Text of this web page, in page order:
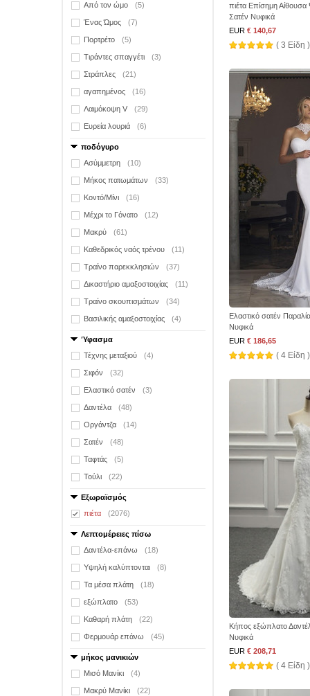
Από τον ώμο (5)
Ένας Ώμος (7)
Πορτρέτο (5)
Τιράντες σπαγγέτι (3)
Στράπλες (21)
αγαπημένος (16)
Λαιμόκοψη V (29)
Ευρεία λουριά (6)
ποδόγυρο
Ασύμμετρη
(10)
Μήκος πατωμάτων (33)
Κοντό/Μίνι (16)
Μέχρι το Γόνατο (12)
Μακρύ (61)
Καθεδρικός ναός τρένου (11)
Τραίνο παρεκκλησιών (37)
Δικαστήριο αμαξοστοιχίας (11)
Τραίνο σκουπισμάτων (34)
Βασιλικής αμαξοστοιχίας (4)
Ύφασμα
Τέχνης μεταξιού
(4)
Σιφόν (32)
Ελαστικό σατέν (3)
Δαντέλα (48)
Οργάντζα (14)
Σατέν (48)
Ταφτάς (5)
Τούλι (22)
Εξωραϊσμός
πιέτα
(2076)
Λεπτομέρειες πίσω
Δαντέλα-επάνω
(18)
Υψηλή καλύπτονται (8)
Τα μέσα πλάτη (18)
εξώπλατο (53)
Καθαρή πλάτη (22)
Φερμουάρ επάνω (45)
μήκος μανικιών
Μισό Μανίκι
(4)
Μακρύ Μανίκι (22)
πιέτα Επίσημη
Σατέν Νυφικά
EUR € 140,67
( 3 Είδη )
Ελαστικό σατέν
Νυφικά
EUR € 186,65
( 4 Είδη )
Κήπος εξώπλατο
Νυφικά
EUR € 208,71
( 4 Είδη )